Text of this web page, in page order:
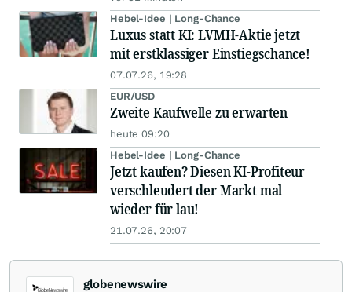
Hebel-Idee | Long-Chance
Luxus statt KI: LVMH-Aktie jetzt
mit erstklassiger Einstiegschance!
07.07.26, 19:28
EUR/USD
Zweite Kaufwelle zu erwarten
heute 09:20
Hebel-Idee | Long-Chance
Jetzt kaufen? Diesen KI-Profiteur
verschleudert der Markt mal
wieder für lau!
21.07.26, 20:07
globenewswire